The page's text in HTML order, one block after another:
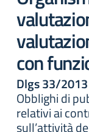
con
Dlgs 33/
Obblighi di
relativi ai
sull’attività